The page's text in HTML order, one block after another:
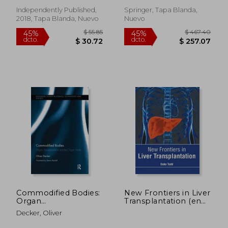
45%
dcto. $ 36.35
45%
dcto.
the Diagnosis of
Diseases (en Inglés)
Independently Published,
2018, Tapa Blanda, Nuevo
Springer, Tapa Blanda,
Nuevo
Commodified Bodies:
Organ
Transplantation and
the Organ Trade (en
Decker, Oliver
New Frontiers in Liver
Transplantation (en